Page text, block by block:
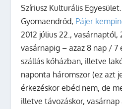
Szíriusz Kulturális
Gyomaendrőd, Pájer
2012 július 22., vasárnaptól,
vasárnapig – azaz 8 nap / 7
szállás kőházban, illetve
naponta háromszor (ez azt
érkezéskor ebéd nem, de
illetve távozáskor,